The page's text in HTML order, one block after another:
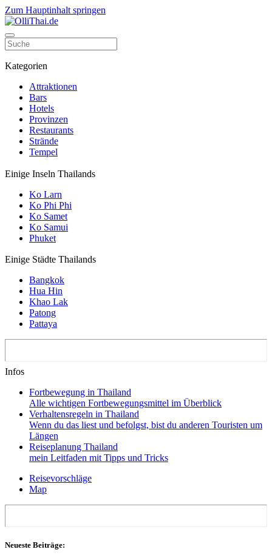
Zum Hauptinhalt springen
Kategorien
Attraktionen
Bars
Hotels
Provinzen
Restaurants
Strände
Tempel
Einige Inseln Thailands
Ko Larn
Ko Phi Phi
Ko Samet
Ko Samui
Phuket
Einige Städte Thailands
Bangkok
Hua Hin
Khao Lak
Patong
Pattaya
Infos
Fortbewegung in Thailand
Alle wichtigen Fortbewegungsmittel im Überblick
Verhaltensregeln in Thailand
Wenn du das liest und befolgst, bist du anderen Touristen um
Längen
Reiseplanung Thailand
mein Leitfaden mit Tipps und Tricks
Reisevorschläge
Map
Neueste Beiträge: